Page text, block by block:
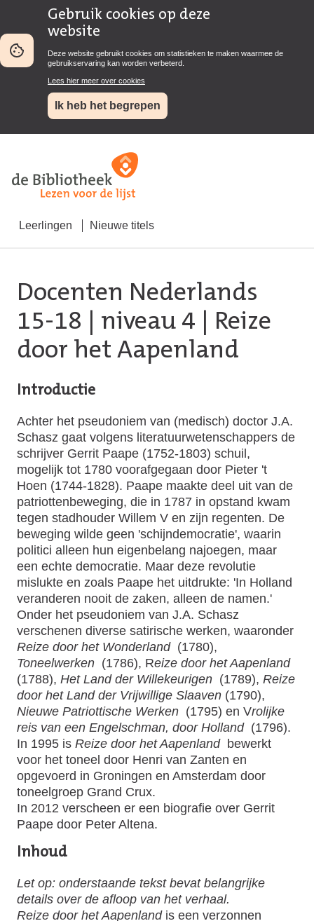
Gebruik cookies op deze
website
Deze website gebruikt cookies om statistieken te maken waarmee de
gebruikservaring kan worden verbeterd.
Lees hier meer over cookies
Ik heb het begrepen
Leerlingen Nieuwe titels
Docenten Nederlands
15-18
niveau 4 | Reize
door het Aapenland
Introductie
Achter het pseudoniem van (medisch) doctor J.A.
Schasz gaat volgens literatuurwetenschappers de
schrijver Gerrit Paape (1752-1803) schuil,
mogelijk tot 1780 voorafgegaan door Pieter 't
Hoen (1744-1828). Paape maakte deel uit van de
patriottenbeweging, die in 1787 in opstand kwam
tegen stadhouder Willem V en zijn regenten. De
beweging wilde geen 'schijndemocratie', waarin
politici alleen hun eigenbelang najoegen, maar
een echte democratie. Maar deze revolutie
mislukte en zoals Paape het uitdrukte: 'In Holland
veranderen nooit de zaken, alleen de namen.'
Onder het pseudoniem van J.A. Schasz
verschenen diverse satirische werken, waaronder
Reize door het Wonderland (1780),
Toneelwerken (1786), Reize door het Aapenland
(1788), Het Land der Willekeurigen (1789), Reize
door het Land der Vrijwillige Slaaven (1790),
Nieuwe Patriottische Werken (1795) en Vrolijke
reis van een Engelschman, door Holland (1796).
In 1995 is Reize door het Aapenland bewerkt
voor het toneel door Henri van Zanten en
opgevoerd in Groningen en Amsterdam door
toneelgroep Grand Crux.
In 2012 verscheen er een biografie over Gerrit
Paape door Peter Altena.
Inhoud
Let op: onderstaande tekst bevat belangrijke
details over de afloop van het verhaal.
Reize door het Aapenlandis een verzonnen